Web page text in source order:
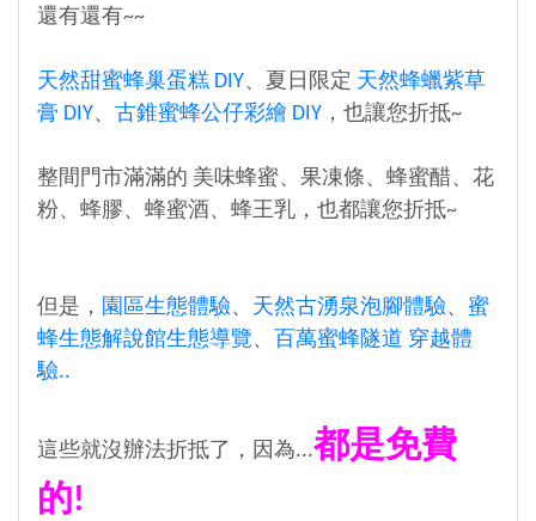
還有還有~~
天然甜蜜蜂巢蛋糕 DIY、夏日限定 天然蜂蠟紫草
膏 DIY、 古錐蜜蜂公仔彩繪 DIY ，也讓您折抵~
整間門市滿滿的 美味蜂蜜、果凍條、蜂蜜醋、花
粉、蜂膠、蜂蜜酒、蜂王乳，也都讓您折抵~
但是， 園區生態體驗、 天然古湧泉泡腳體驗、 蜜
蜂生態解說館生態導覽、
百萬蜜蜂隧道 穿越體
驗..
這些就沒辦法折抵了，因為...都是免費
的!